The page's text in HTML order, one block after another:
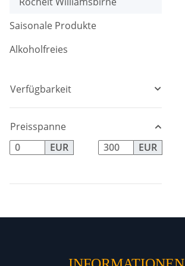
Saisonale Produkte
Alkoholfreies
Verfügbarkeit
Preisspanne
EUR
EUR